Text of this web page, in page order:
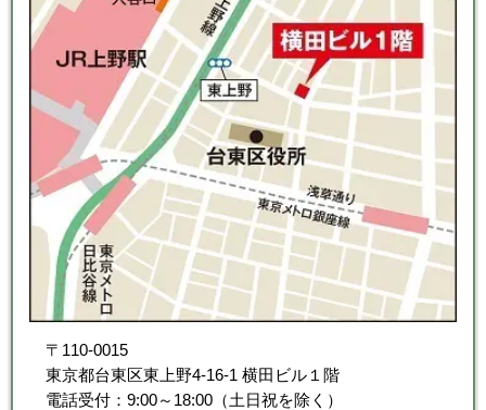
〒110-0015
東京都台東区東上野4-16-1 横田ビル１階
電話受付：9:00～18:00（土日祝を除く）